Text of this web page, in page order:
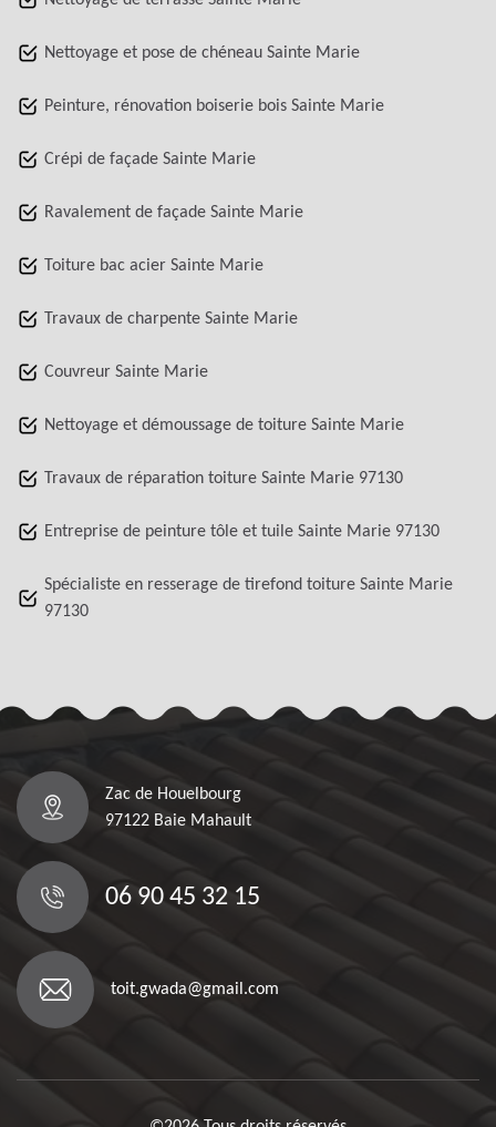
Nettoyage et pose de chéneau Sainte Marie
Peinture, rénovation boiserie bois Sainte Marie
Crépi de façade Sainte Marie
Ravalement de façade Sainte Marie
Toiture bac acier Sainte Marie
Travaux de charpente Sainte Marie
Couvreur Sainte Marie
Nettoyage et démoussage de toiture Sainte Marie
Travaux de réparation toiture Sainte Marie 97130
Entreprise de peinture tôle et tuile Sainte Marie 97130
Spécialiste en resserage de tirefond toiture Sainte Marie
97130
Zac de Houelbourg
97122 Baie Mahault
06 90 45 32 15
toit.gwada@gmail.com